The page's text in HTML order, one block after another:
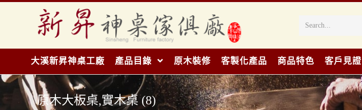
Search...
大溪新昇神桌工廠 產品目錄 原木裝修 客製化產品 商品特色 客戶見證
原木大板桌,實木桌 (8)